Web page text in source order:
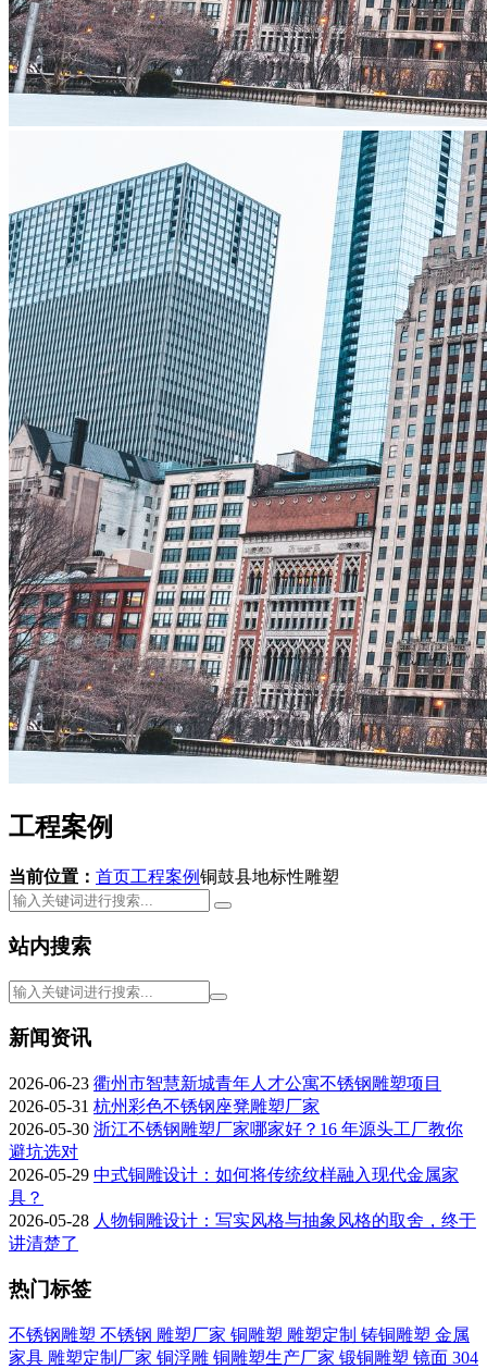
工程案例
当前位置： 首页工程案例铜鼓县地标性雕塑
站内搜索
新闻资讯
2026-06-23 衢州市智慧新城青年人才公寓不锈钢雕塑项目
2026-05-31 杭州彩色不锈钢座凳雕塑厂家
2026-05-30 浙江不锈钢雕塑厂家哪家好？16 年源头工厂教你
避坑选对
2026-05-29 中式铜雕设计：如何将传统纹样融入现代金属家
具？
2026-05-28 人物铜雕设计：写实风格与抽象风格的取舍，终于
讲清楚了
热门标签
不锈钢雕塑 不锈钢 雕塑厂家 铜雕塑 雕塑定制 铸铜雕塑 金属
家具 雕塑定制厂家 铜浮雕 铜雕塑生产厂家 锻铜雕塑 镜面 304